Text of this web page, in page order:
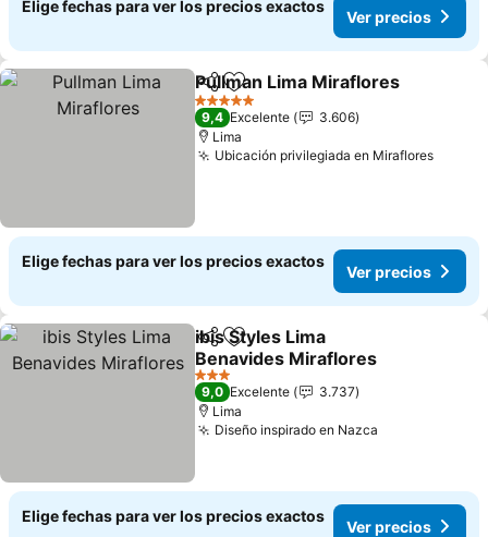
Elige fechas para ver los precios exactos
Ver precios
CompartirAgregar a favoritos
Pullman Lima Miraflores
5 Estrellas
9,4 Excelente
3.606
Lima
Ubicación privilegiada en MirafloresVer
Elige fechas para ver los precios exactos
Ver precios
CompartirAgregar a favoritos
ibis Styles Lima
Benavides Miraflores
Ver precios
3 Estrellas
9,0 Excelente
3.737
Lima
Diseño inspirado en Nazca
Elige fechas para ver los precios exactos
Ver precios